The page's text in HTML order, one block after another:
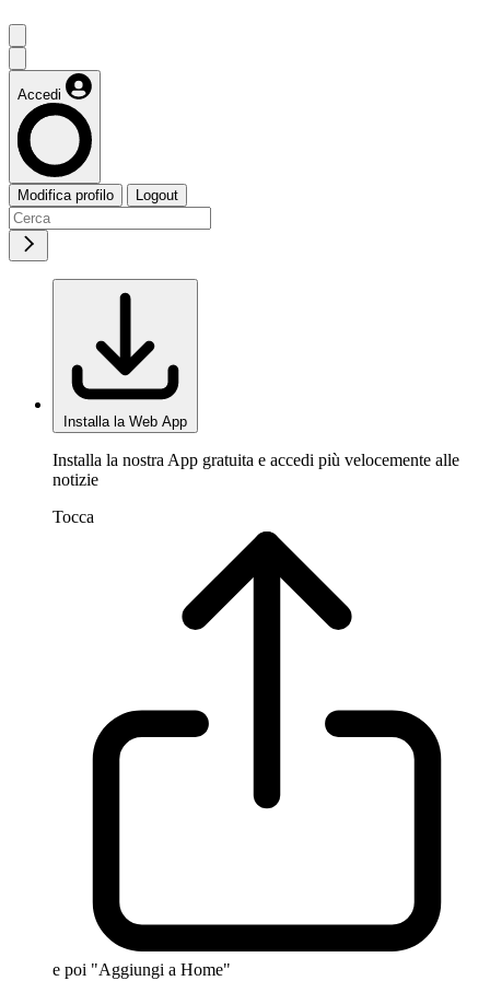
Accedi
Modifica profilo Logout
Installa la Web App
Installa la nostra App gratuita e accedi più velocemente alle
notizie
Tocca
e poi "Aggiungi a Home"